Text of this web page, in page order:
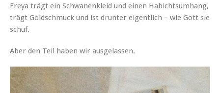
Freya trägt ein Schwanenkleid und einen Habichtsumhang,
trägt Goldschmuck und ist drunter eigentlich – wie Gott sie
schuf.
Aber den Teil haben wir ausgelassen.